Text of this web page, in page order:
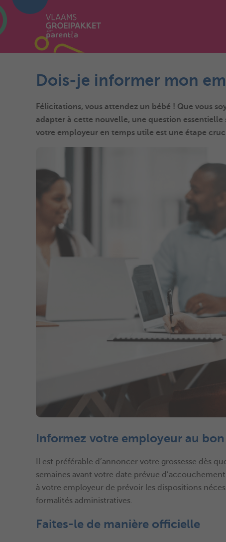
Dois-je informer mon
Félicitations, vous attendez un bébé ! Que vous
adapter à cette nouvelle, une question
votre employeur en temps utile est une étape
Informez votre employeur au
Il est préférable d’annoncer votre grossesse dès
semaines avant votre date prévue
à votre employeur de prévoir les dispositions
formalités administratives.
Faites-le de manière officielle